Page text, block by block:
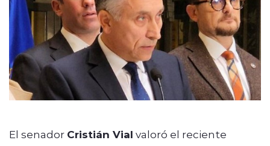
El senador Cristián Vial valoró el reciente